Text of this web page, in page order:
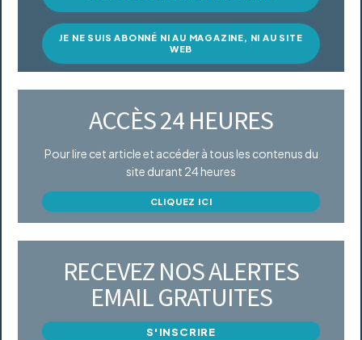
JE NE SUIS ABONNÉ NI AU MAGAZINE, NI AU SITE
WEB
ACCÈS 24 HEURES
Pour lire cet article et accéder à tous les contenus du
site durant 24 heures
CLIQUEZ ICI
RECEVEZ NOS ALERTES
EMAIL GRATUITES
S'INSCRIRE